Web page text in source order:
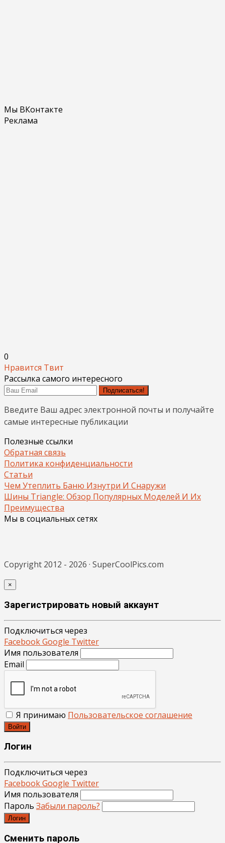
Мы ВКонтакте
Реклама
0
Нравится Твит
Рассылка самого интересного
Подписаться!
Введите Ваш адрес электронной почты и получайте
самые интересные публикации
Полезные ссылки
Обратная связь
Политика конфиденциальности
Статьи
Чем Утеплить Баню Изнутри И Снаружи
Шины Triangle: Обзор Популярных Моделей И Их
Преимущества
Мы в социальных сетях
Copyright 2012 - 2026 · SuperCoolPics.com
×
Зарегистрировать новый аккаунт
Подключиться через
FacebookGoogle Twitter
Имя пользователя
Email
Я принимаю Пользовательское соглашение
Войти
Логин
Подключиться через
FacebookGoogle Twitter
Имя пользователя
Пароль Забыли пароль?
Логин
Сменить пароль